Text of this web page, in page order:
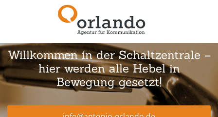
Willkommen in der Schaltzentrale –
hier werden alle Hebel in
Bewegung gesetzt!